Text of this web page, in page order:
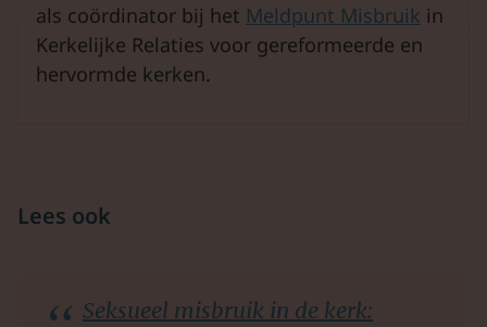
als coördinator bij het Meldpunt Misbruik in
Kerkelijke Relaties voor gereformeerde en
hervormde kerken.
Lees ook
Seksueel misbruik in de kerk: